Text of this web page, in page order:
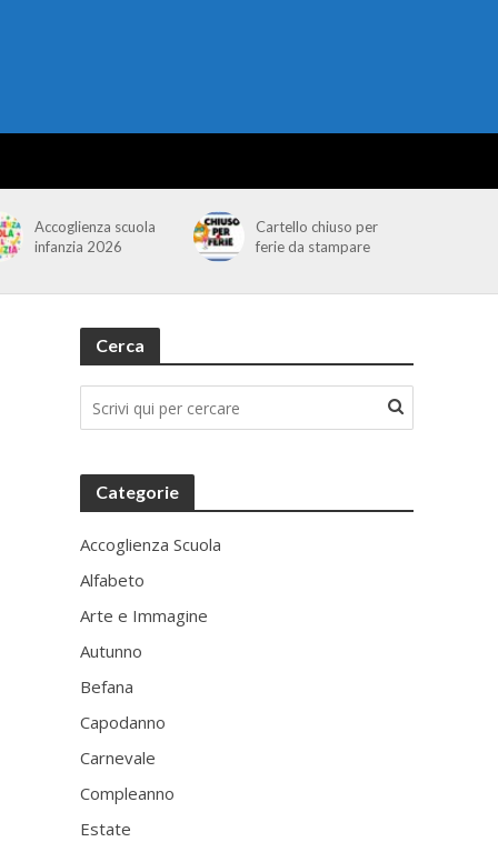
Accoglienza scuola
infanzia 2026
Cartello chiuso per
ferie da stampare
Cerca
Categorie
Accoglienza Scuola
Alfabeto
Arte e Immagine
Autunno
Befana
Capodanno
Carnevale
Compleanno
Estate